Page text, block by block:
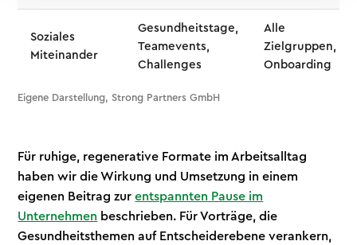
Soziales
Miteinander
Gesundheitstage,
Teamevents,
Challenges
Alle
Zielgruppen,
Onboarding
Eigene Darstellung, Strong Partners GmbH
Für ruhige, regenerative Formate im Arbeitsalltag
haben wir die Wirkung und Umsetzung in einem
eigenen Beitrag zurentspannten Pause im
Unternehmen beschrieben. Für Vorträge, die
Gesundheitsthemen auf Entscheiderebene verankern,